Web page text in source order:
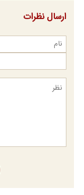
ارسال نظرات